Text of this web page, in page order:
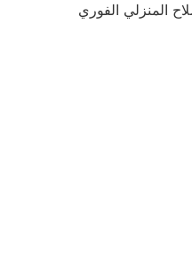
المنزلي الفوري